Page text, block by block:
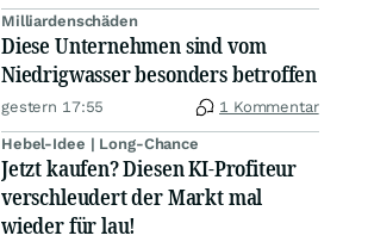
Milliardenschäden
Diese Unternehmen sind vom
Niedrigwasser besonders betroffen
gestern 17:55 1 Kommentar
Hebel-Idee | Long-Chance
Jetzt kaufen? Diesen KI-Profiteur
verschleudert der Markt mal
wieder für lau!